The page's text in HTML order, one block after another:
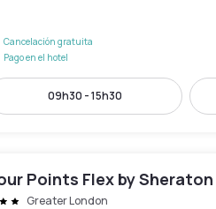
Cancelación gratuita
Pago en el hotel
09h30 - 15h30
Points Flex by
Greater London